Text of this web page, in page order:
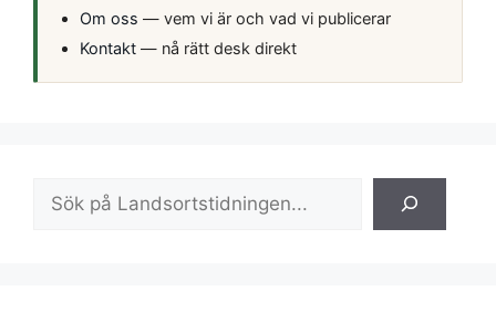
Om oss — vem vi är och vad vi publicerar
Kontakt — nå rätt desk direkt